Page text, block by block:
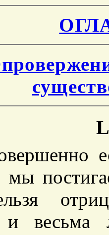
мы
и весьма